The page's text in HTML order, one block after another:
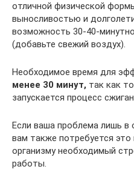
отличной физической
выносливостью и
возможность 30-40-
(добавьте свежий воздух).
Необходимое время для
менее 30 минут, так как
запускается процесс
Если ваша проблема лишь
вам также потребуется
организму необходимый
работы.